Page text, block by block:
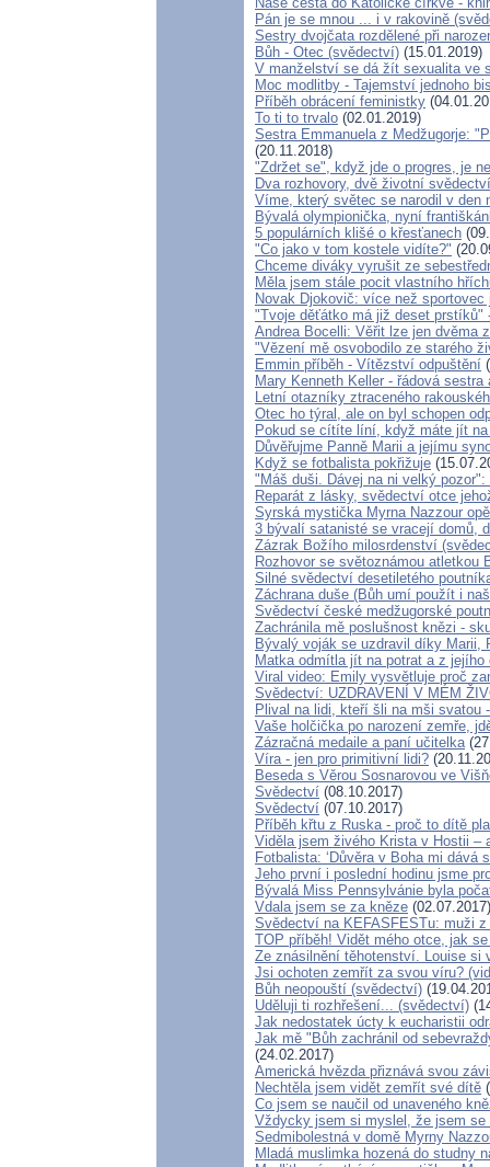
Pán je se mnou ... i v rakovině
Sestry dvojčata rozdělené při
Bůh - Otec (svědectví) (15.01.2019)
V manželství se dá žít sexualita ve
Moc modlitby - Tajemství jednoho
Příběh obrácení feministky
To ti to trvalo (02.01.2019)
Sestra Emmanuela z Medžugorje:
(20.11.2018)
"Zdržet se", když jde o progres, je
Dva rozhovory, dvě životní
Víme, který světec se narodil v den
Bývalá olympionička, nyní
5 populárních klišé o křesťanech
"Co jako v tom kostele vidíte?"
Chceme diváky vyrušit ze
Měla jsem stále pocit vlastního
Novak Djokovič: více než sportovec
"Tvoje děťátko má již deset prstíků"
Andrea Bocelli: Věřit lze jen dvěma
"Vězení mě osvobodilo ze starého
Emmin příběh - Vítězství odpuštění
Mary Kenneth Keller - řádová
Letní otazníky ztraceného
Otec ho týral, ale on byl schopen
Pokud se cítíte líní, když máte jít
Důvěřujme Panně Marii a jejímu
Když se fotbalista pokřižuje
"Máš duši. Dávej na ni velký
Reparát z lásky, svědectví otce
Syrská mystička Myrna Nazzour
3 bývalí satanisté se vracejí domů,
Zázrak Božího milosrdenství
Rozhovor se světoznámou atletkou
Silné svědectví desetiletého
Záchrana duše (Bůh umí použít i
Svědectví české medžugorské
Zachránila mě poslušnost knězi -
Bývalý voják se uzdravil díky Marii,
Matka odmítla jít na potrat a z
Viral video: Emily vysvětluje proč
Svědectví: UZDRAVENÍ V MÉM
Plival na lidi, kteří šli na mši svatou
Vaše holčička po narození zemře,
Zázračná medaile a paní učitelka
Víra - jen pro primitivní lidi?
Beseda s Věrou Sosnarovou ve
Svědectví (08.10.2017)
Svědectví (07.10.2017)
Příběh křtu z Ruska - proč to dítě
Viděla jsem živého Krista v Hostii –
Fotbalista: ‘Důvěra v Boha mi dává
Jeho první i poslední hodinu jsme
Bývalá Miss Pennsylvánie byla
Vdala jsem se za kněze (02.07.2017)
Svědectví na KEFASFESTu: muži z
TOP příběh! Vidět mého otce, jak
Ze znásilnění těhotenství. Louise si
Jsi ochoten zemřít za svou víru?
Bůh neopouští (svědectví)
Uděluji ti rozhřešení... (svědectví)
Jak nedostatek úcty k eucharistii
Jak mě "Bůh zachránil od
(24.02.2017)
Americká hvězda přiznává svou
Nechtěla jsem vidět zemřít své dítě
Co jsem se naučil od unaveného
Vždycky jsem si myslel, že jsem
Sedmibolestná v domě Myrny
Mladá muslimka hozená do studny